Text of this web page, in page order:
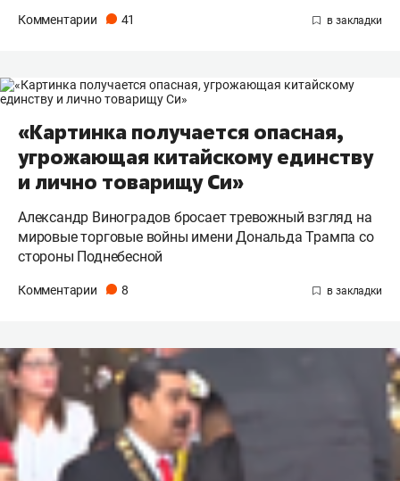
Комментарии 41
«Картинка получается опасная,
угрожающая китайскому единству
и лично товарищу Си»
Александр Виноградов бросает тревожный взгляд на
мировые торговые войны имени Дональда Трампа со
стороны Поднебесной
Комментарии 8